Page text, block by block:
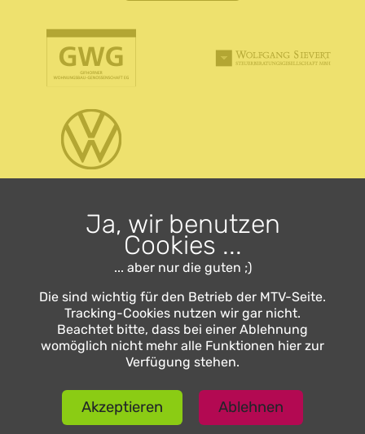
Sponsoren
Ja, wir benutzen
Cookies ...
... aber nur die guten ;)
Die sind wichtig für den Betrieb der MTV-Seite.
Tracking-Cookies nutzen wir gar nicht.
Beachtet bitte, dass bei einer Ablehnung
womöglich nicht mehr alle Funktionen hier zur
Verfügung stehen.
Akzeptieren Ablehnen